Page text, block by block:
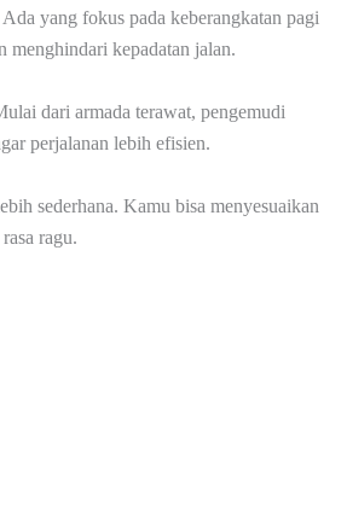
yang fokus pada keberangkatan pagi
menghindari kepadatan jalan.
dari armada terawat, pengemudi
perjalanan lebih efisien.
sederhana. Kamu bisa menyesuaikan
ragu.